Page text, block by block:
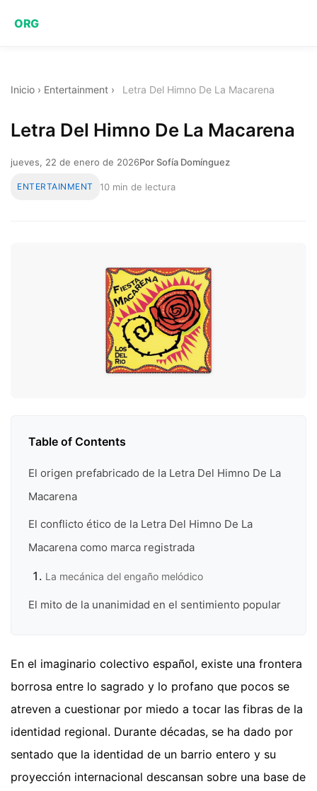
ORG
Inicio › Entertainment › Letra Del Himno De La Macarena
Letra Del Himno De La Macarena
jueves, 22 de enero de 2026Por Sofía Domínguez
ENTERTAINMENT 10 min de lectura
Table of Contents
El origen prefabricado de la Letra Del Himno De La
Macarena
El conflicto ético de la Letra Del Himno De La
Macarena como marca registrada
La mecánica del engaño melódico
El mito de la unanimidad en el sentimiento popular
En el imaginario colectivo español, existe una frontera
borrosa entre lo sagrado y lo profano que pocos se
atreven a cuestionar por miedo a tocar las fibras de la
identidad regional. Durante décadas, se ha dado por
sentado que la identidad de un barrio entero y su
proyección internacional descansan sobre una base de